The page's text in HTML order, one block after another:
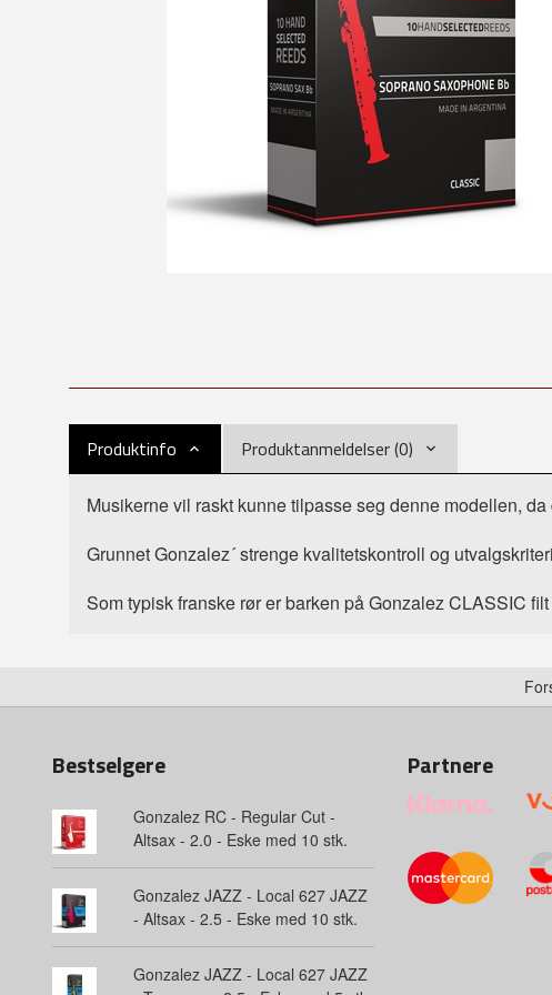
Produktinfo Produktanmeldelser (0)
Musikerne vil raskt kunne tilpasse seg denne modellen,
Grunnet Gonzalez´ strenge kvalitetskontroll og
Som typisk franske rør er barken på Gonzalez CLASSIC
Bestselgere
Gonzalez RC - Regular Cut -
Altsax - 2.0 - Eske med 10 stk.
Gonzalez JAZZ - Local 627 JAZZ
- Altsax - 2.5 - Eske med 10 stk.
Gonzalez JAZZ - Local 627 JAZZ
Partnere